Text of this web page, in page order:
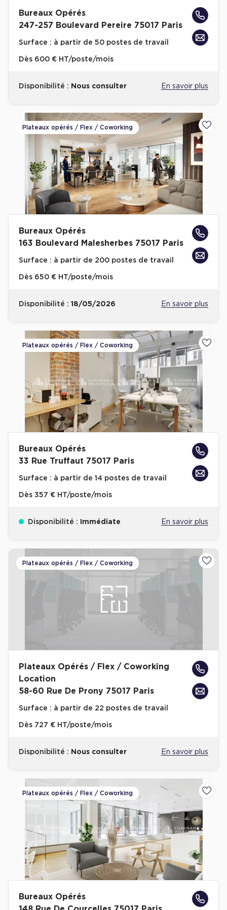
Entrepôts et Locaux d'activités - Programmes neufs
Location de plateformes Logistique à Aulnay-sous-Bois
Location de plateformes Logistique à Marseille
Location de plateformes Logistique à Le Havre
Achat de plateformes Logistique
Achat de plateformes Logistique en Bretagne
Achat de plateformes Logistique à Lyon
Achat de plateformes Logistique à Marseille
Achat de plateformes Logistique à Dijon
Collections de Logistique
Logistique urbaine
Entrepôts Messagerie
Entrepôts logistique classe A
Location de Commerces
Location de Commerces à Paris
Location de Commerces à Bordeaux
Location de Commerces à Toulouse
Location de Commerces à Reims
Achat de Commerces
Achat de Commerces à Marseille
Bureaux privés
Bureaux privés à Neuilly-sur-Seine
Bureaux privés à Lille
Plateaux opérés à Paris
Plateaux opérés à Neuilly-sur-Seine
Plateaux opérés à Boulogne-Billancourt
Collections Flex / Coworking
Bureaux privés avec terrasse
Livrets blancs & Études
Bureaux Opérés
247-257 Boulevard Pereire 75017 Paris
Surface : à partir de 50 postes de travail
Dès 600 € HT/poste/mois
Disponibilité : Nous consulter En savoir plus
Plateaux opérés / Flex / Coworking
Bureaux Opérés
163 Boulevard Malesherbes 75017 Paris
Surface : à partir de 200 postes de travail
Dès 650 € HT/poste/mois
Disponibilité : 18/05/2026 En savoir plus
Plateaux opérés / Flex / Coworking
Bureaux Opérés
33 Rue Truffaut 75017 Paris
Surface : à partir de 14 postes de travail
Dès 357 € HT/poste/mois
Disponibilité : Immédiate En savoir plus
Plateaux opérés / Flex / Coworking
Plateaux Opérés / Flex / Coworking
Location
58-60 Rue De Prony 75017 Paris
Surface : à partir de 22 postes de travail
Dès 727 € HT/poste/mois
Disponibilité : Nous consulter En savoir plus
Plateaux opérés / Flex / Coworking
Bureaux Opérés